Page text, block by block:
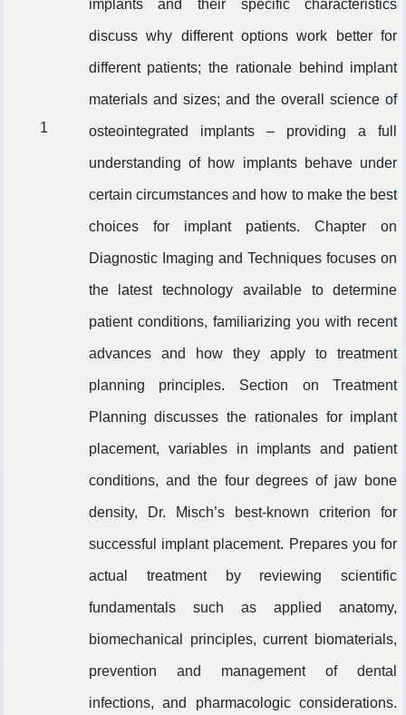
1
implants and their specific characteristics
discuss why different options work better for
different patients; the rationale behind implant
materials and sizes; and the overall science of
osteointegrated implants – providing a full
understanding of how implants behave under
certain circumstances and how to make the best
choices for implant patients. Chapter on
Diagnostic Imaging and Techniques focuses on
the latest technology available to determine
patient conditions, familiarizing you with recent
advances and how they apply to treatment
planning principles. Section on Treatment
Planning discusses the rationales for implant
placement, variables in implants and patient
conditions, and the four degrees of jaw bone
density, Dr. Misch’s best-known criterion for
successful implant placement. Prepares you for
actual treatment by reviewing scientific
fundamentals such as applied anatomy,
biomechanical principles, current biomaterials,
prevention and management of dental
infections, and pharmacologic considerations.